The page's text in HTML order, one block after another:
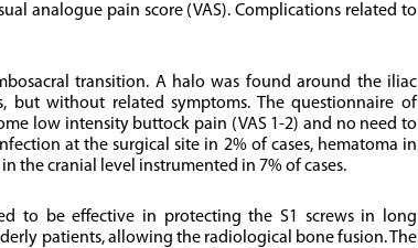
analogue pain score (VAS). Complications related to
transition. A halo was found around the iliac
but without related symptoms. The questionnaire of
low intensity buttock pain (VAS 1-2) and no need to
at the surgical site in 2% of cases, hematoma in
the cranial level instrumented in 7% of cases.
to be effective in protecting the S1 screws in long
patients, allowing the radiological bone fusion. The